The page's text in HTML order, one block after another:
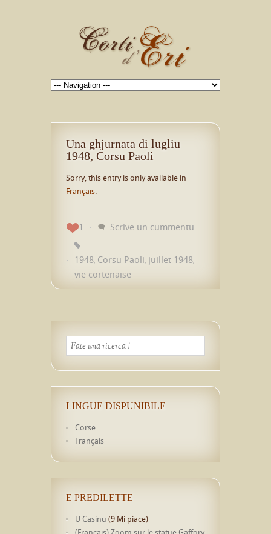
Una ghjurnata di lugliu
1948, Corsu Paoli
Sorry, this entry is only available in
Français
1 Scrive un cummentu
1948, Corsu Paoli, juillet 1948,
vie cortenaise
LINGUE DISPUNIBILE
Corse
Français
E PREDILETTE
U Casinu (9 Mi piace)